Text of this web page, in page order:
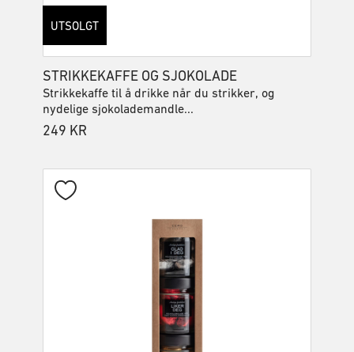
STRIKKEKAFFE OG SJOKOLADE
Strikkekaffe til å drikke når du strikker, og
nydelige sjokolademandle...
249 KR
UTSOLGT